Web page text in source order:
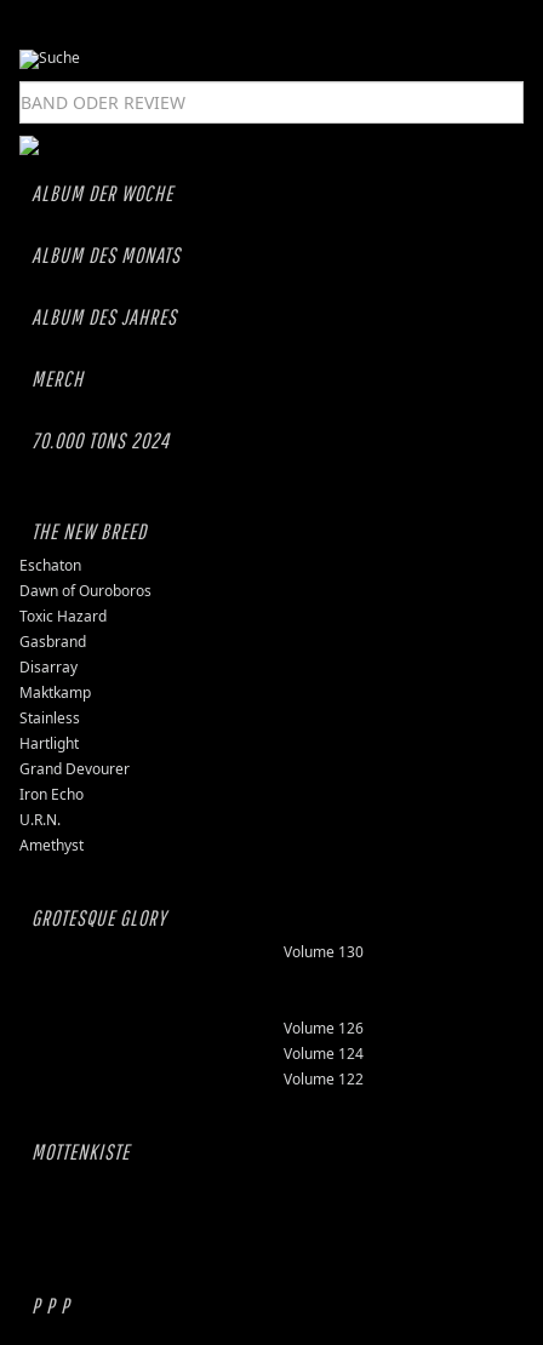
ALBUM DER WOCHE
ALBUM DES MONATS
ALBUM DES JAHRES
MERCH
70.000 TONS 2024
THE NEW BREED
Eschaton
Dawn of Ouroboros
Toxic Hazard
Gasbrand
Disarray
Maktkamp
Stainless
Hartlight
Grand Devourer
Iron Echo
U.R.N.
Amethyst
GROTESQUE GLORY
Volume 130
Volume 126
Volume 124
Volume 122
MOTTENKISTE
P P P